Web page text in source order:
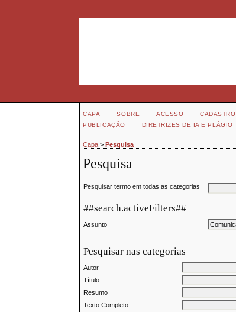
CAPA SOBRE ACESSO CADASTRO
PUBLICAÇÃO
DIRETRIZES DE IA E PLÁGIO
Capa >Pesquisa
Pesquisa
Pesquisar termo em todas as categorias
##search.activeFilters##
Assunto
Pesquisar nas categorias
Autor
Título
Resumo
Texto Completo